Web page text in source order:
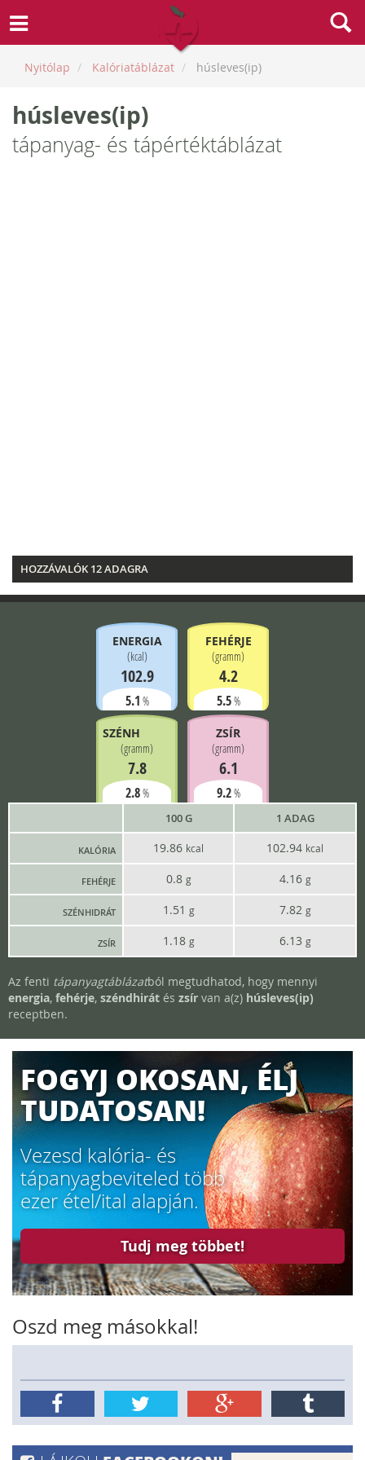
Nyitólap Kalóriatáblázat húsleves(ip)
húsleves(ip)
tápanyag- és tápértéktáblázat
HOZZÁVALÓK 12 ADAGRA
ENERGIA
(kcal)
102.9
5.1 %
FEHÉRJE
(gramm)
4.2
5.5%
SZÉNH.
(gramm)
7.8
2.8%
ZSÍR
(gramm)
6.1
9.2%
100 G 1 ADAG
KALÓRIA 19.86 kcal 102.94 kcal
FEHÉRJE 0.8 g 4.16 g
SZÉNHIDRÁT 1.51 g 7.82 g
ZSÍR 1.18 g 6.13 g
Az fenti tápanyagtáblázatból megtudhatod, hogy mennyi
energia, fehérje, széndhirát és zsír van a(z) húsleves(ip)
receptben.
FOGYJ OKOSAN, ÉLJ
TUDATOSAN!
Vezesd kalória- és
tápanyagbeviteled több
ezer étel/ital alapján.
Tudj meg többet!
Oszd meg másokkal!